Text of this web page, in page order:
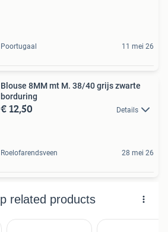
Poortugaal 11 mei 26
Blouse 8MM mt M. 38/40 grijs zwarte
borduring
€ 12,50 Details
Roelofarendsveen 28 mei 26